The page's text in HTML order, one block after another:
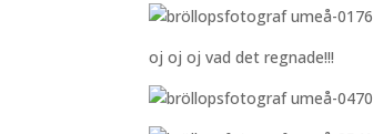
oj oj oj vad det regnade!!!